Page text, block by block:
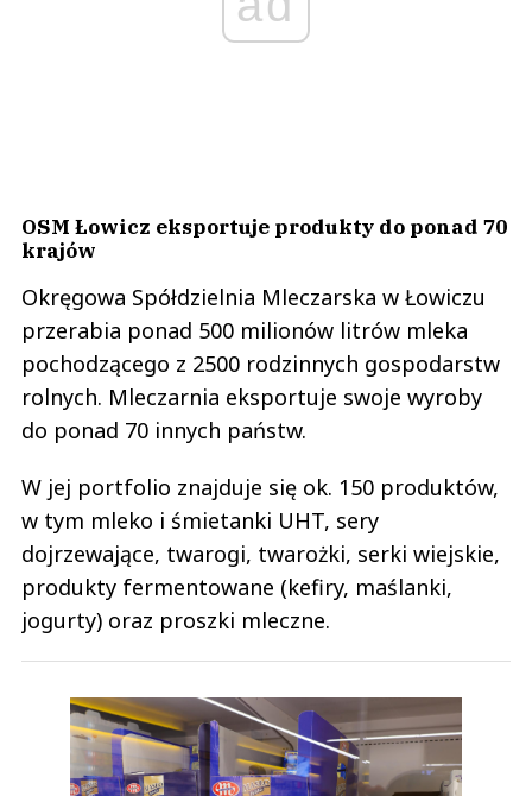
OSM Łowicz eksportuje produkty do ponad 70
krajów
Okręgowa Spółdzielnia Mleczarska w Łowiczu
przerabia ponad 500 milionów litrów mleka
pochodzącego z 2500 rodzinnych gospodarstw
rolnych. Mleczarnia eksportuje swoje wyroby
do ponad 70 innych państw.
W jej portfolio znajduje się ok. 150 produktów,
w tym mleko i śmietanki UHT, sery
dojrzewające, twarogi, twarożki, serki wiejskie,
produkty fermentowane (kefiry, maślanki,
jogurty) oraz proszki mleczne.